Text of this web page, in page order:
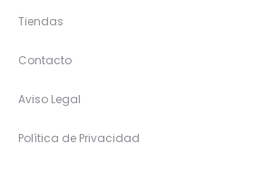
Tiendas
Contacto
Aviso Legal
Política de Privacidad